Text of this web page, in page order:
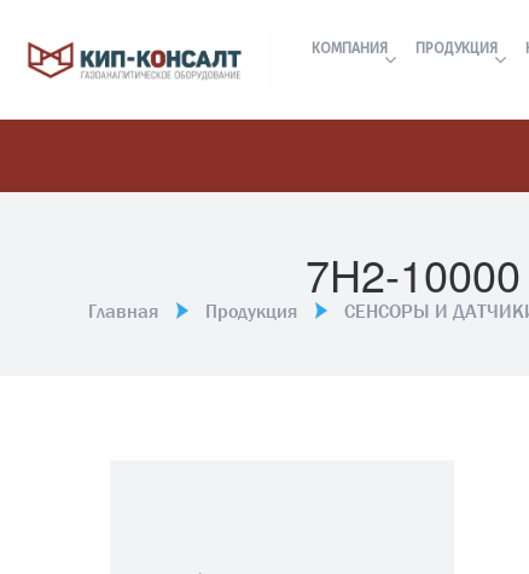
КОМПАНИЯ ПРОДУКЦИЯ
7H2-
Главная Продукция СЕНСОРЫ И